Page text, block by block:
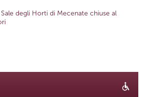
degli Horti di Mecenate chiuse al